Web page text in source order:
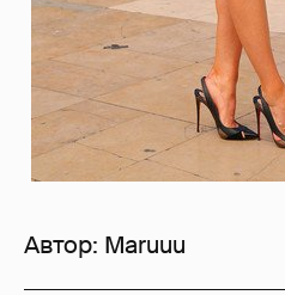
Автор: Maruuu